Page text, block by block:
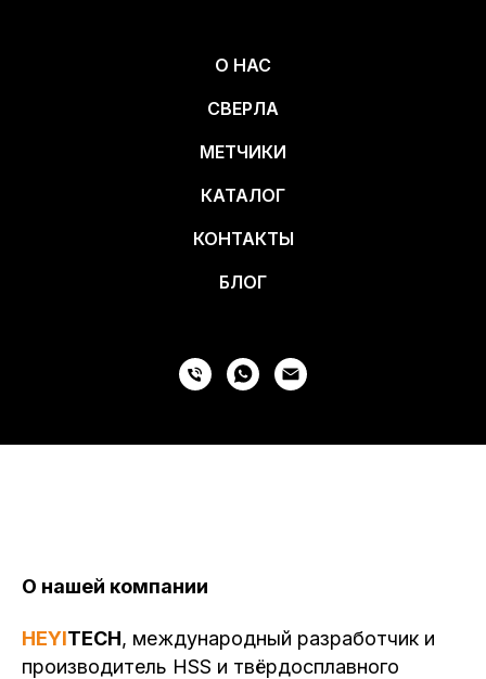
О НАС
СВЕРЛА
МЕТЧИКИ
КАТАЛОГ
КОНТАКТЫ
БЛОГ
О нашей компании
HEYITECH, международный разработчик и
производитель HSS и твёрдосплавного